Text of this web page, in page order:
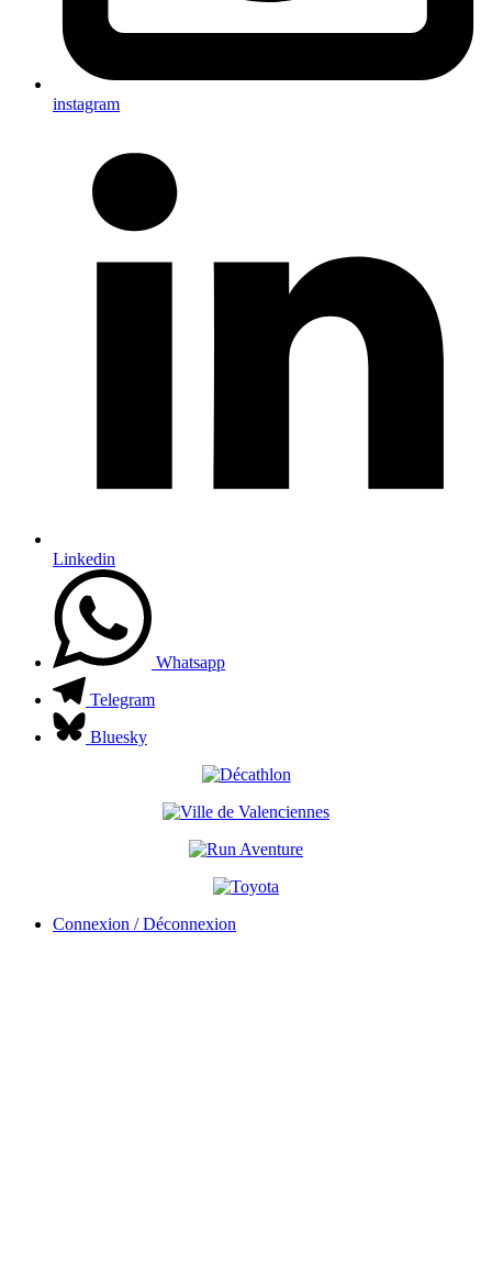
instagram
Linkedin
Whatsapp
Telegram
Bluesky
Connexion / Déconnexion